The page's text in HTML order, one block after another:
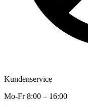
Kundenservice
Mo-Fr 8:00 – 16:00